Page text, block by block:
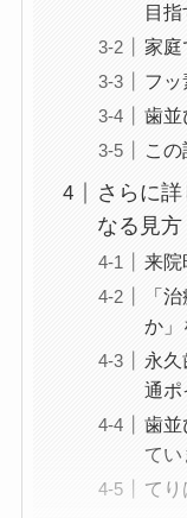
目
家庭
フ
歯並
こ
さらに
なる見方
来院
「
か」
永
通ポ
歯並
てい
て